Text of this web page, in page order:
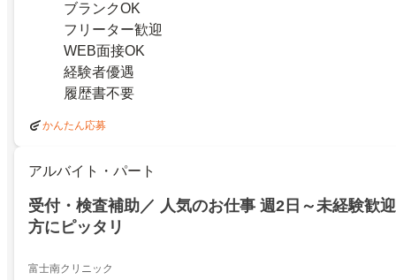
ブランクOK
フリーター歓迎
WEB面接OK
経験者優遇
履歴書不要
かんたん応募
アルバイト・パート
受付・検査補助／ 人気のお仕事 週2日～未経験歓
方にピッタリ
富士南クリニック